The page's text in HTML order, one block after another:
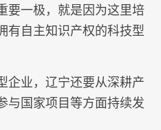
要一极，就是因为这里培
有自主知识产权的科技型
企业，辽宁还要从深耕产
与国家项目等方面持续发